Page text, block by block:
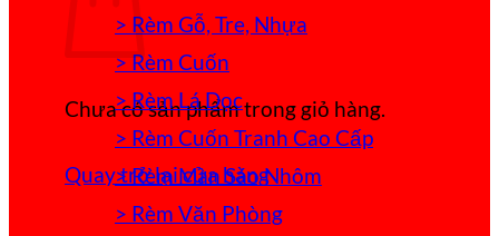
Chưa có sản phẩm trong giỏ hàng.
Quay trở lại cửa hàng
> Rèm Gỗ, Tre, Nhựa
> Rèm Cuốn
> Rèm Lá Dọc
> Rèm Cuốn Tranh Cao Cấp
> Rèm Màn Sáo Nhôm
> Rèm Văn Phòng